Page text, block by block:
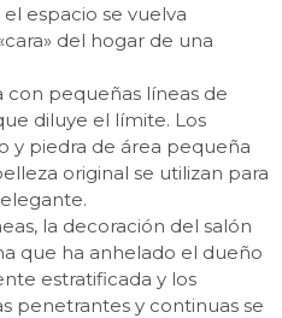
espacio se vuelva
del hogar de una
con pequeñas líneas de
diluye el límite. Los
y piedra de área pequeña
original se utilizan para
la decoración del salón
que ha anhelado el dueño
estratificada y los
penetrantes y continuas se